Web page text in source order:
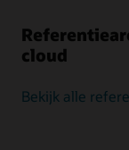
cloud
Bekijk alle